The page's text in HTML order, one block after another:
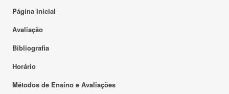
Página Inicial
Avaliação
Bibliografia
Horário
Métodos de Ensino e Avaliações